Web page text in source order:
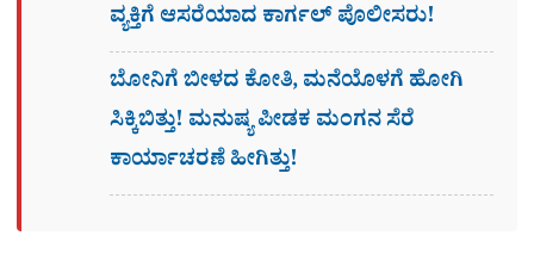
ವ್ಯಕ್ತಿಗೆ ಆಸರೆಯಾದ ಕಾರ್ಗಲ್ ಪೊಲೀಸರು!
ಬೋನಿಗೆ ಬೀಳದ ಕೋತಿ, ಮನೆಯೊಳಗೆ ಹೋಗಿ
ಸಿಕ್ಕಿಬಿತ್ತು! ಮನುಷ್ಯ ಪೀಡಕ ಮಂಗನ ಸೆರೆ
ಕಾರ್ಯಾಚರಣೆ ಹೀಗಿತ್ತು!